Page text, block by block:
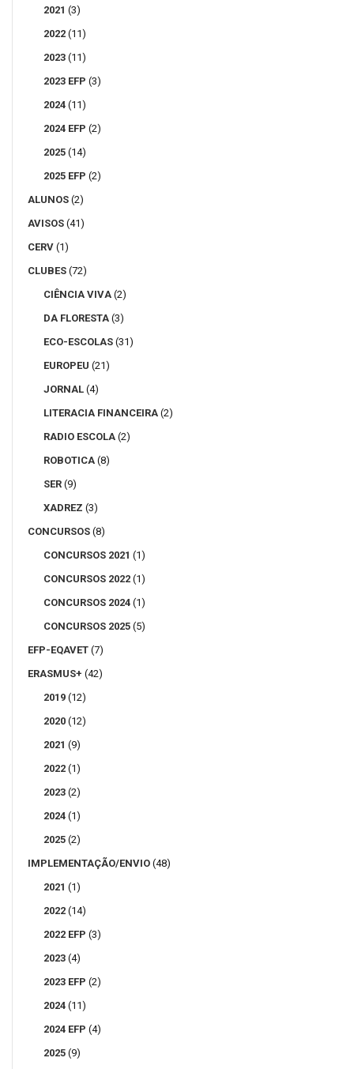
2021 (3)
2022 (11)
2023 (11)
2023 EFP (3)
2024 (11)
2024 EFP (2)
2025 (14)
2025 EFP (2)
ALUNOS (2)
AVISOS (41)
CERV (1)
CLUBES (72)
CIÊNCIA VIVA (2)
DA FLORESTA (3)
ECO-ESCOLAS (31)
EUROPEU (21)
JORNAL (4)
LITERACIA FINANCEIRA (2)
RADIO ESCOLA (2)
ROBOTICA (8)
SER (9)
XADREZ (3)
CONCURSOS (8)
CONCURSOS 2021 (1)
CONCURSOS 2022 (1)
CONCURSOS 2024 (1)
CONCURSOS 2025 (5)
EFP-EQAVET (7)
ERASMUS+ (42)
2019 (12)
2020 (12)
2021 (9)
2022 (1)
2023 (2)
2024 (1)
2025 (2)
IMPLEMENTAÇÃO/ENVIO (48)
2021 (1)
2022 (14)
2022 EFP (3)
2023 (4)
2023 EFP (2)
2024 (11)
2024 EFP (4)
2025 (9)